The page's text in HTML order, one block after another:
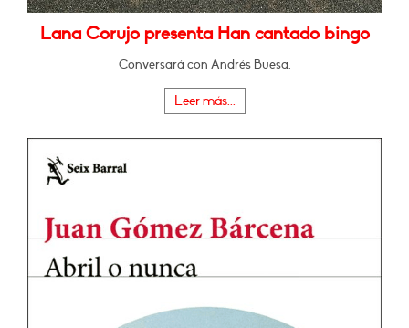
Lana Corujo presenta Han cantado bingo
Conversará con Andrés Buesa.
Leer más...